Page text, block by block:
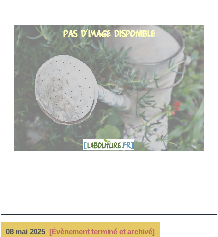
08 mai 2025 [Évènement terminé et archivé]